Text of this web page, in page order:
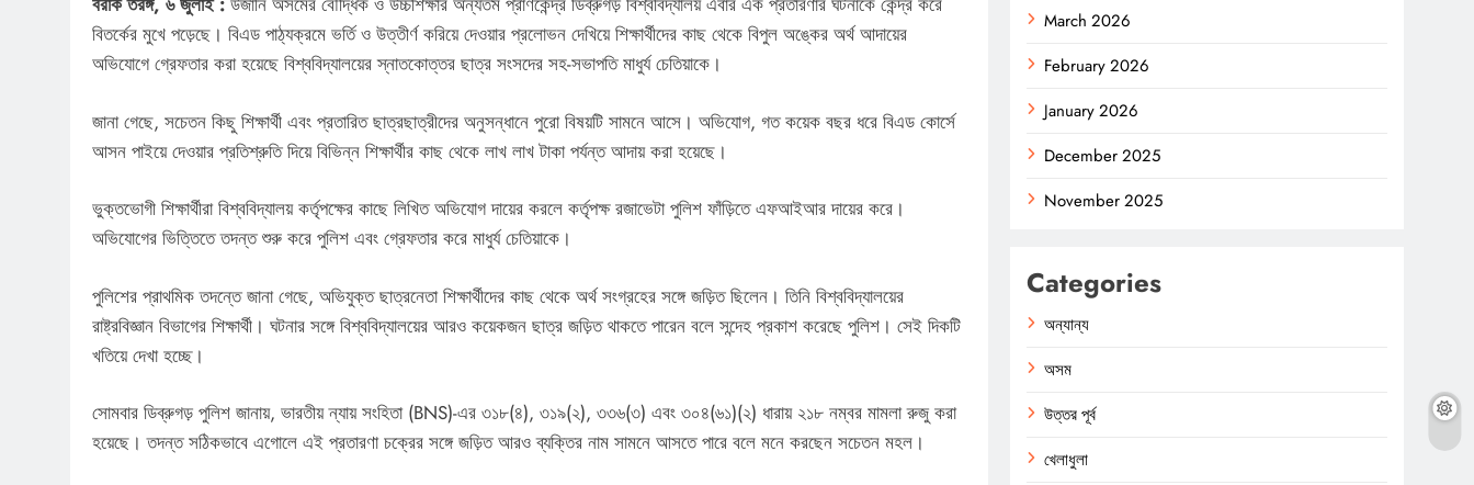
বিতর্কের মুখে পড়েছে। বিএড পাঠ্যক্রমে ভর্তি ও উত্তীর্ণ করিয়ে দেওয়ার প্রলোভন দেখিয়ে শিক্ষার্থীদের কাছ থেকে বিপুল অঙ্কের অর্থ আদায়ের
অভিযোগে গ্রেফতার করা হয়েছে বিশ্ববিদ্যালয়ের স্নাতকোত্তর ছাত্র সংসদের সহ-সভাপতি মাধুর্য চেতিয়াকে।
জানা গেছে, সচেতন কিছু শিক্ষার্থী এবং প্রতারিত ছাত্রছাত্রীদের অনুসন্ধানে পুরো বিষয়টি সামনে আসে। অভিযোগ, গত কয়েক বছর ধরে বিএড কোর্সে
আসন পাইয়ে দেওয়ার প্রতিশ্রুতি দিয়ে বিভিন্ন শিক্ষার্থীর কাছ থেকে লাখ লাখ টাকা পর্যন্ত আদায় করা হয়েছে।
ভুক্তভোগী শিক্ষার্থীরা বিশ্ববিদ্যালয় কর্তৃপক্ষের কাছে লিখিত অভিযোগ দায়ের করলে কর্তৃপক্ষ রজাভেটা পুলিশ ফাঁড়িতে এফআইআর দায়ের করে।
অভিযোগের ভিত্তিতে তদন্ত শুরু করে পুলিশ এবং গ্রেফতার করে মাধুর্য চেতিয়াকে।
পুলিশের প্রাথমিক তদন্তে জানা গেছে, অভিযুক্ত ছাত্রনেতা শিক্ষার্থীদের কাছ থেকে অর্থ সংগ্রহের সঙ্গে জড়িত ছিলেন। তিনি বিশ্ববিদ্যালয়ের
রাষ্ট্রবিজ্ঞান বিভাগের শিক্ষার্থী। ঘটনার সঙ্গে বিশ্ববিদ্যালয়ের আরও কয়েকজন ছাত্র জড়িত থাকতে পারেন বলে সন্দেহ প্রকাশ করেছে পুলিশ। সেই দিকটি
খতিয়ে দেখা হচ্ছে।
সোমবার ডিব্রুগড় পুলিশ জানায়, ভারতীয় ন্যায় সংহিতা (BNS)-এর ৩১৮(৪), ৩১৯(২), ৩৩৬(৩) এবং ৩০৪(৬১)(২) ধারায় ২১৮ নম্বর মামলা রুজু করা
হয়েছে। তদন্ত সঠিকভাবে এগোলে এই প্রতারণা চক্রের সঙ্গে জড়িত আরও ব্যক্তির নাম সামনে আসতে পারে বলে মনে করছেন সচেতন মহল।
March 2026
February 2026
January 2026
December 2025
November 2025
Categories
অন্যান্য
অসম
উত্তর পূর্ব
খেলাধুলা